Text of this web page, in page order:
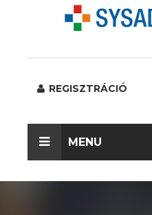
REGISZTRÁCIÓ
MENU